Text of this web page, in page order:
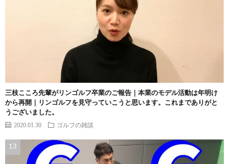
三枝こころ先輩がリンゴルフ卒業のご報告｜本業のモデル活動は年明け
から再開｜リンゴルフを見守っていこうと思います。これまでありがと
うございました。
2020.01.30 ゴルフの雑談